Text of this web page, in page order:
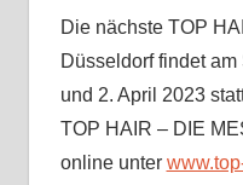
Die nächste TOP
Düsseldorf findet
und 2. April 2023
TOP HAIR – DIE
online unter